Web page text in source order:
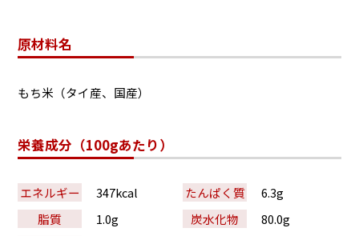
原材料名
もち米（タイ産、国産）
栄養成分（100gあたり）
エネルギー 347kcal たんぱく質
6.3g
脂質
1.0g 炭水化物
80.0g